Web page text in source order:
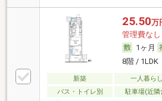
25.50万
管理費なし
1ヶ月
8階 / 1LDK
新築 一人暮らし
バス・トイレ別
駐車場(近隣